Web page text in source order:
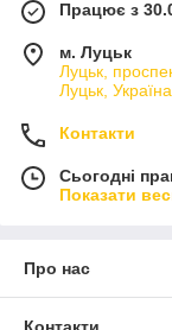
Працює з
м. Луцьк
Луцьк,
Луцьк, Україна
Контакти
Сьогодні
Показати
Про нас